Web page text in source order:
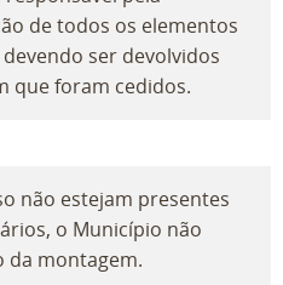
de todos os elementos
ser devolvidos
que foram cedidos.
não estejam presentes
o Município não
da montagem.